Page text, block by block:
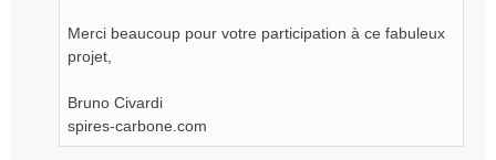
Merci beaucoup pour votre participation à ce fabuleux
projet,
Bruno Civardi
spires-carbone.com